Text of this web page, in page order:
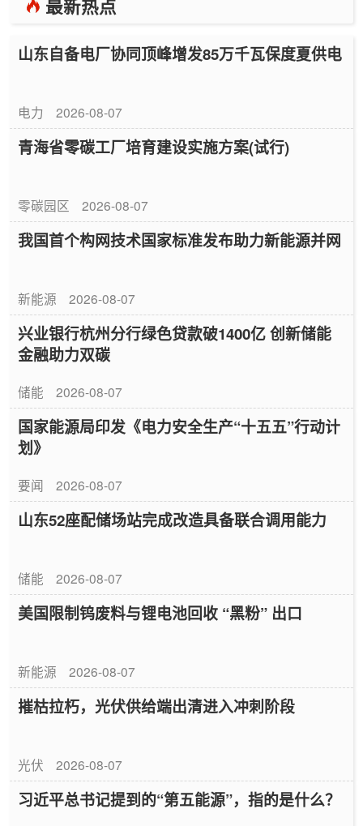
最新热点
山东自备电厂协同顶峰增发85万千瓦保度夏供电
电力 2026-08-07
青海省零碳工厂培育建设实施方案(试行)
零碳园区 2026-08-07
我国首个构网技术国家标准发布助力新能源并网
新能源 2026-08-07
兴业银行杭州分行绿色贷款破1400亿 创新储能
金融助力双碳
储能 2026-08-07
国家能源局印发《电力安全生产“十五五”行动计
划》
要闻 2026-08-07
山东52座配储场站完成改造具备联合调用能力
储能 2026-08-07
美国限制钨废料与锂电池回收 “黑粉” 出口
新能源 2026-08-07
摧枯拉朽，光伏供给端出清进入冲刺阶段
光伏 2026-08-07
习近平总书记提到的“第五能源”，指的是什么？